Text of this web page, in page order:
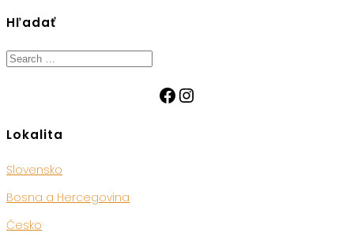
Hľadať
Search
Facebook
Instagram
Lokalita
Slovensko
Bosna a Hercegovina
Česko